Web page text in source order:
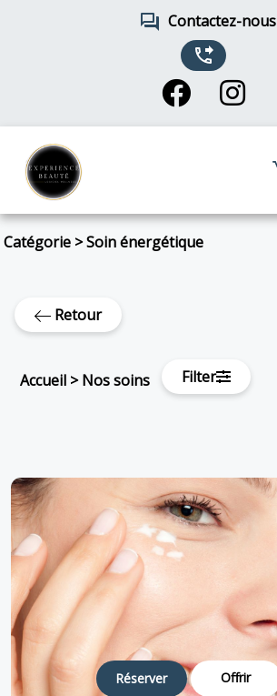
forum Contactez-nous
phone_forwarded
Catégorie >Soin énergétique
Retour
Accueil >Nos soins Filter
Réserver Offrir